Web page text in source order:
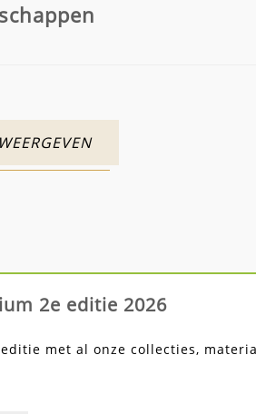
2e editie 2026
met al onze collecties,